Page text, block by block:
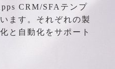
CRM/SFAテンプ
ます。それぞれの製
と自動化をサポート